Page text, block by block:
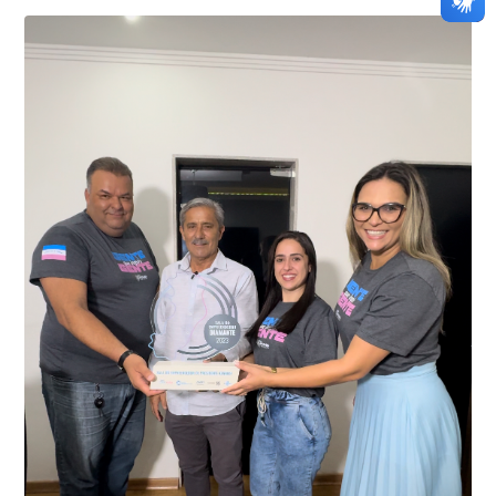
01 de junho, uma motocicleta com indícios de
adulteração, imediatamente, a central de
videomonitoramento acionou a Guarda Civil Municipal,
Durante a abordagem a adulteração foi comprovada,
através da conferência do Chassi, a motocicleta, bem
conta do sistema de videomonitoramento instalado
recentemente em todo o município de Presidente
Kennedy, o sistema é integrado com outros municípios
do país, sendo possível a identificação de veículos por
meio do cruzamento de informações, nesse caso
específico, com dados de uma cidade do Estado do Rio
de Janeiro.
“Mais de 100 câmeras foram instaladas na sede e no
interior de Presidente Kennedy, garantindo mais
segurança à população, seja nas ruas, no comércio, os
produtores agropecuários. Estamos no rumo certo,
parabéns a todos os servidores que contribuem para a
segurança da nossa cidade”, destaca o prefeito Dorlei
Fontão.